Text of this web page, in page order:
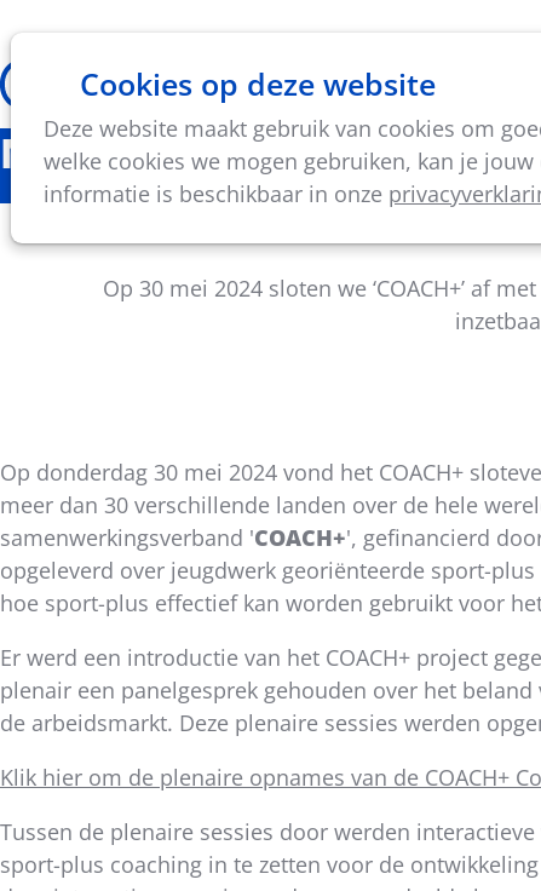
Cookies op deze website
Deze website maakt gebruik van cookies om
welke cookies we mogen gebruiken, kan je
informatie is beschikbaar in onze
Thema's Vorming &
Nieuws
Op 30 mei 2024 sloten we ‘COACH+’ af
Op donderdag 30 mei 2024 vond het COACH+
meer dan 30 verschillende landen over de hele
samenwerkingsverband 'COACH+', gefinancierd
opgeleverd over jeugdwerk georiënteerde sport-
hoe sport-plus effectief kan worden gebruikt voor
Er werd een introductie van het COACH+ project
plenair een panelgesprek gehouden over het
de arbeidsmarkt. Deze plenaire sessies werden
Klik hier om de plenaire opnames van de COACH+
Tussen de plenaire sessies door werden
sport-plus coaching in te zetten voor de
Deel
bericht